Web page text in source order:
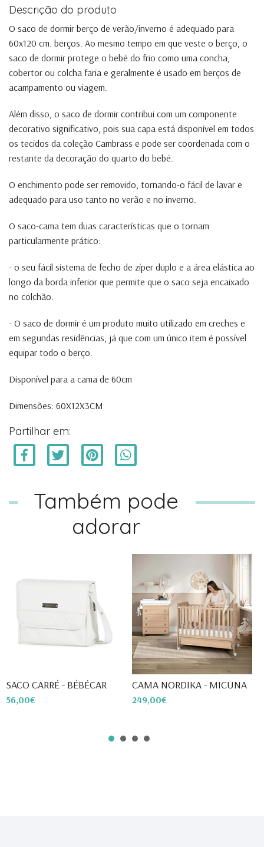
Descrição do produto
O saco de dormir berço de verão/inverno é adequado para
60x120 cm. berços. Ao mesmo tempo em que veste o berço, o
saco de dormir protege o bebé do frio como uma concha,
cobertor ou colcha faria e geralmente é usado em berços de
acampamento ou viagem.
Além disso, o saco de dormir contribui com um componente
decorativo significativo, pois sua capa está disponível em todos
os tecidos da coleção Cambrass e pode ser coordenada com o
restante da decoração do quarto do bebé.
O enchimento pode ser removido, tornando-o fácil de lavar e
adequado para uso tanto no verão e no inverno.
O saco-cama tem duas características que o tornam
particularmente prático:
- o seu fácil sistema de fecho de zíper duplo e a área elástica ao
longo da borda inferior que permite que o saco seja encaixado
no colchão.
- O saco de dormir é um produto muito utilizado em creches e
em segundas residências, já que com um único item é possível
equipar todo o berço.
Disponível para a cama de 60cm
Dimensões: 60X12X3CM
Partilhar em:
Também pode
adorar
SACO CARRÉ - BÉBÉCAR
56,00€
CAMA NORDIKA - MICUNA
249,00€